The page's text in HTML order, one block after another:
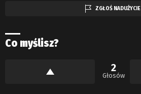
ZGŁOŚ NADUŻYCIE
Co myślisz?
2
Głosów